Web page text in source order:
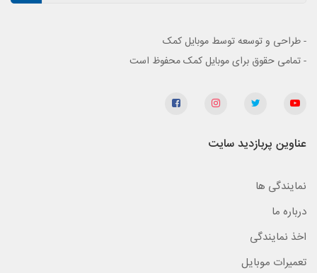
- طراحی و توسعه توسط موبایل کمک
- تمامی حقوق برای موبایل کمک محفوظ است
عناوین پربازدید سایت
نمایندگی ها
درباره ما
اخذ نمایندگی
تعمیرات موبایل